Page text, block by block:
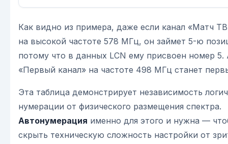
Как видно из примера, даже если канал «Матч
на высокой частоте 578 МГц, он займет 5-ю
потому что в данных LCN ему присвоен номер 5.
«Первый канал» на частоте 498 МГц станет
Эта таблица демонстрирует независимость
нумерации от физического размещения спектра.
Автонумерация именно для этого и нужна —
скрыть техническую сложность настройки от